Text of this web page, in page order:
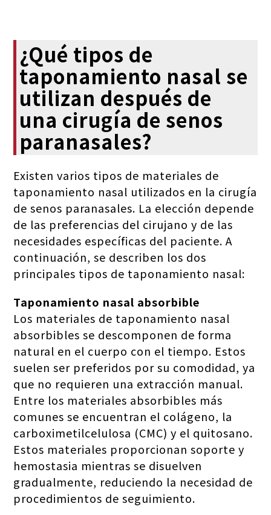
¿Qué tipos de
taponamiento nasal se
utilizan después de
una cirugía de senos
paranasales?
Existen varios tipos de materiales de
taponamiento nasal utilizados en la cirugía
de senos paranasales. La elección depende
de las preferencias del cirujano y de las
necesidades específicas del paciente. A
continuación, se describen los dos
principales tipos de taponamiento nasal:
Taponamiento nasal absorbible
Los materiales de taponamiento nasal
absorbibles se descomponen de forma
natural en el cuerpo con el tiempo. Estos
suelen ser preferidos por su comodidad, ya
que no requieren una extracción manual.
Entre los materiales absorbibles más
comunes se encuentran el colágeno, la
carboximetilcelulosa (CMC) y el quitosano.
Estos materiales proporcionan soporte y
hemostasia mientras se disuelven
gradualmente, reduciendo la necesidad de
procedimientos de seguimiento.